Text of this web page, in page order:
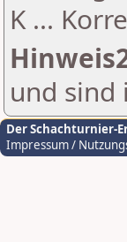
K ...
und sind
Der Schachturnier-
Impressum /